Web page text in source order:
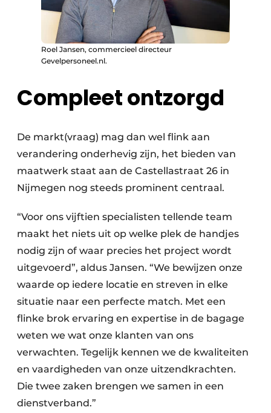
Roel Jansen, commercieel directeur
Gevelpersoneel.nl.
Compleet ontzorgd
De markt(vraag) mag dan wel flink aan
verandering onderhevig zijn, het bieden van
maatwerk staat aan de Castellastraat 26 in
Nijmegen nog steeds prominent centraal.
“Voor ons vijftien specialisten tellende team
maakt het niets uit op welke plek de handjes
nodig zijn of waar precies het project wordt
uitgevoerd”, aldus Jansen. “We bewijzen onze
waarde op iedere locatie en streven in elke
situatie naar een perfecte match. Met een
flinke brok ervaring en expertise in de bagage
weten we wat onze klanten van ons
verwachten. Tegelijk kennen we de kwaliteiten
en vaardigheden van onze uitzendkrachten.
Die twee zaken brengen we samen in een
dienstverband.”